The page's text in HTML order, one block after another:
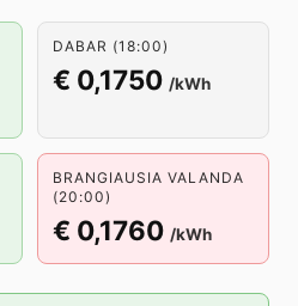
DABAR (18:00)
€ 0,1750 /kWh
BRANGIAUSIA VALANDA
(20:00)
€ 0,1760 /kWh